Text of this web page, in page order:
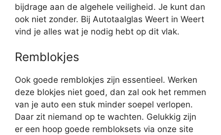
bijdrage aan de algehele veiligheid. Je kunt dan
ook niet zonder. Bij Autotaalglas Weert in Weert
vind je alles wat je nodig hebt op dit vlak.
Remblokjes
Ook goede remblokjes zijn essentieel. Werken
deze blokjes niet goed, dan zal ook het remmen
van je auto een stuk minder soepel verlopen.
Daar zit niemand op te wachten. Gelukkig zijn
er een hoop goede rembloksets via onze site